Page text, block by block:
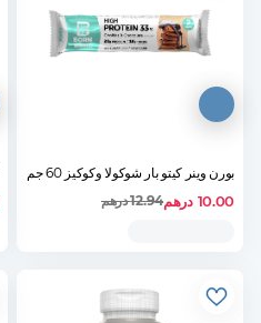
بورن وينر كيتو بار شوكولا وكوكيز 60 جم
10.00 درهم12.94درهم